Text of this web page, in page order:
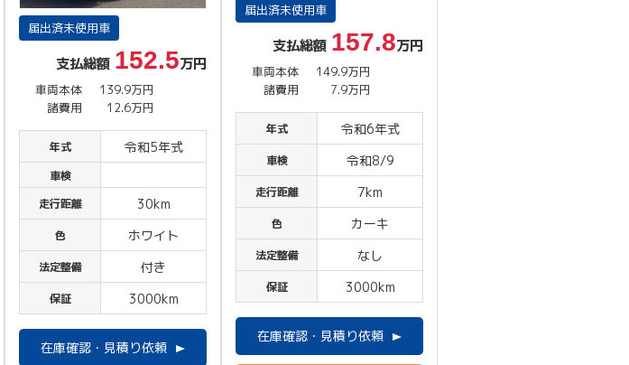
届出済未使用車
支払総額 152.5万円
車両本体
139.9万円
諸費用
12.6万円
年式 令和5年式
車検
走行距離
30km
色 ホワイト
法定整備 付き
保証 3000km
在庫確認・見積り依頼
届出済未使用車
支払総額 157.8万円
車両本体
149.9万円
諸費用
7.9万円
年式 令和6年式
車検 令和8/9
走行距離 7km
色 カーキ
法定整備 なし
保証 3000km
在庫確認・見積り依頼